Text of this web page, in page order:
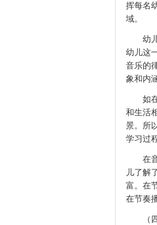
挥每名
域。
幼
幼儿这
音乐的
象和内
如
和生活
景。所
学习过
在
儿了解
富。在
在节奏